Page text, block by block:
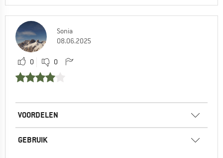
Sonia
08.06.2025
0 0
VOORDELEN
GEBRUIK